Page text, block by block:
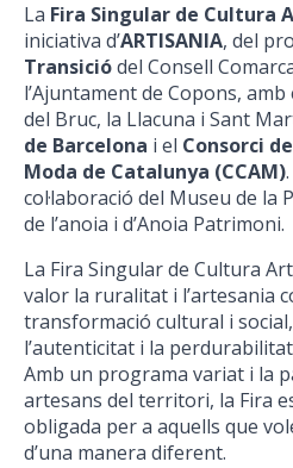
La Fira Singular de Cultura
iniciativa d’ARTISANIA, del
Transiciódel Consell
l’Ajuntament de Copons,
del Bruc, la Llacuna i Sant
de Barcelona i el Consorci
Moda de Catalunya (CCAM)
col·laboració del Museu de la
de l’anoia i d’Anoia Patrimoni.
La Fira Singular de Cultura
valor la ruralitat i l’artesania
transformació cultural i
l’autenticitat i la
Amb un programa variat i la
artesans del territori, la Fira
obligada per a aquells que
d’una manera diferent.